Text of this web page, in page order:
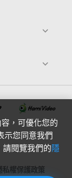
私權保護政策
，可優化您的
示您同意我們
閱覽我們的隱